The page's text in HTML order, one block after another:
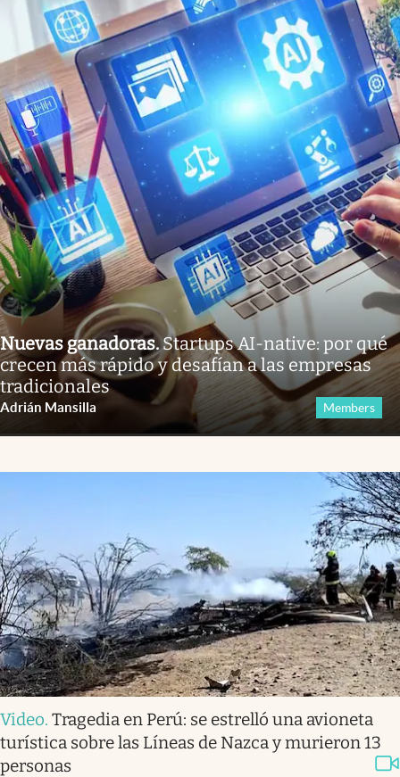
Nuevas ganadoras.Startups AI-native: por qué
crecen más rápido y desafían a las empresas
tradicionales
Adrián Mansilla Members
Video. Tragedia en Perú: se estrelló una avioneta
turística sobre las Líneas de Nazca y murieron 13
personas